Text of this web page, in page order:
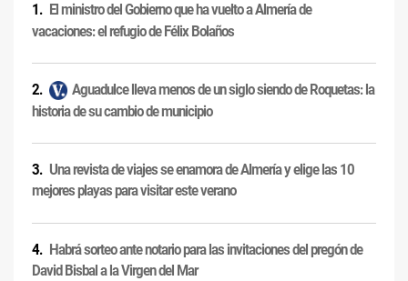
El ministro del Gobierno que ha vuelto a Almería de
vacaciones: el refugio de Félix Bolaños
Aguadulce lleva menos de un siglo siendo de Roquetas: la
historia de su cambio de municipio
Una revista de viajes se enamora de Almería y elige las 10
mejores playas para visitar este verano
Habrá sorteo ante notario para las invitaciones del pregón de
David Bisbal a la Virgen del Mar